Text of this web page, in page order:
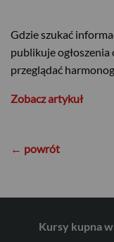
Gdzie szukać
publikuje
przeglądać
Zobacz artykuł
← powrót
Kursy kupna